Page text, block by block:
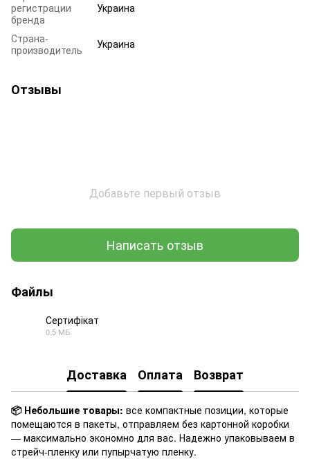
регистрации
бренда
Украина
Страна-
производитель
Украина
Отзывы
Добавьте первый отзыв
Написать отзыв
Файлы
Сертифікат
0.5 МБ
Доставка Оплата Возврат
📦 Небольшие товары: все компактные позиции, которые
помещаются в пакеты, отправляем без картонной коробки
— максимально экономно для вас. Надежно упаковываем в
стрейч-пленку или пупырчатую пленку.